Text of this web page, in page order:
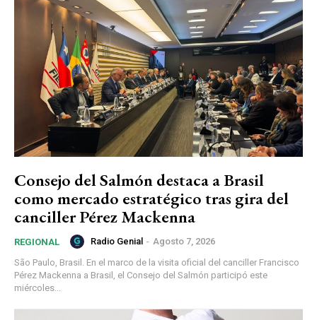
Consejo del Salmón destaca a Brasil
como mercado estratégico tras gira del
canciller Pérez Mackenna
REGIONAL Radio Genial - Agosto 7, 2026
São Paulo, Brasil. En el marco de la visita oficial del canciller Francisco
Pérez Mackenna a Brasil, el Consejo del Salmón participó este
miércoles...